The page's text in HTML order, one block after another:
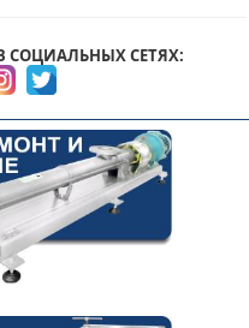
СОЦИАЛЬНЫХ СЕТЯХ: